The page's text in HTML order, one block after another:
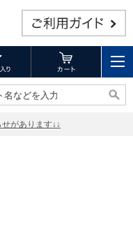
名などを入力
名などを入力
があります↓↓